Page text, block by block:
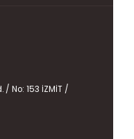
No: 153 İZMİT /